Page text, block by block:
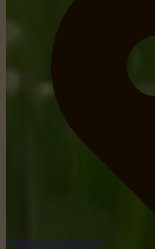
obtenir un itinéraire